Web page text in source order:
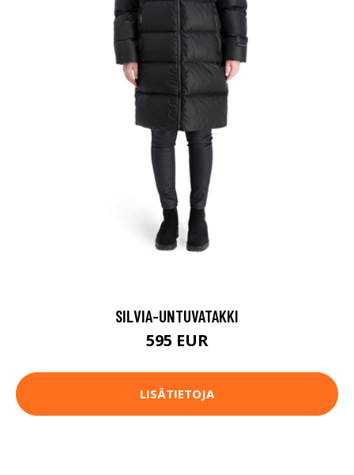
SILVIA-UNTUVATAKKI
595 EUR
LISÄTIETOJA